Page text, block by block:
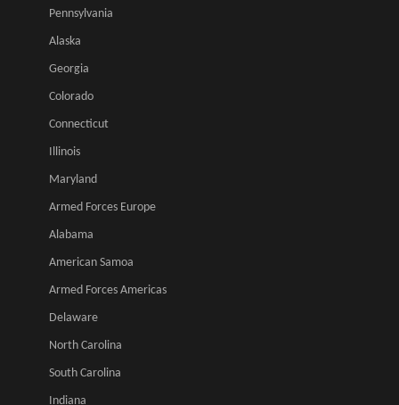
Pennsylvania
Alaska
Georgia
Colorado
Connecticut
Illinois
Maryland
Armed Forces Europe
Alabama
American Samoa
Armed Forces Americas
Delaware
North Carolina
South Carolina
Indiana